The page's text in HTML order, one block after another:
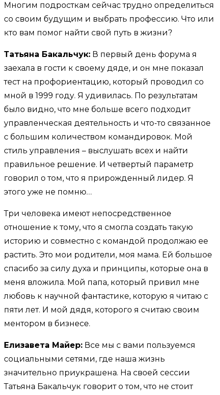
Многим подросткам сейчас трудно определиться
со своим будущим и выбрать профессию. Что или
кто вам помог найти свой путь в жизни?
Татьяна Бакальчук: В первый день форума я
заехала в гости к своему дяде, и он мне показал
тест на профориентацию, который проводил со
мной в 1999 году. Я удивилась. По результатам
было видно, что мне больше всего подходит
управленческая деятельность и что-то связанное
с большим количеством командировок. Мой
стиль управления – выслушать всех и найти
правильное решение. И четвертый параметр
говорил о том, что я прирожденный лидер. Я
этого уже не помню…
Три человека имеют непосредственное
отношение к тому, что я смогла создать такую
историю и совместно с командой продолжаю ее
растить. Это мои родители, моя мама. Ей большое
спасибо за силу духа и принципы, которые она в
меня вложила. Мой папа, который привил мне
любовь к научной фантастике, которую я читаю с
пяти лет. И мой дядя, которого я считаю своим
ментором в бизнесе.
Елизавета Майер: Все мы с вами пользуемся
социальными сетями, где наша жизнь
значительно приукрашена. На своей сессии
Татьяна Бакальчук говорит о том, что не стоит